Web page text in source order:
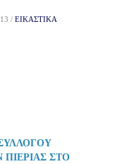
/ ΕΙΚΑΣΤΙΚΑ
ΣΤΟ